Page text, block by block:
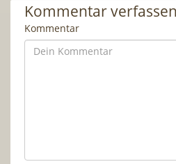
Kommentar verfassen
Kommentar